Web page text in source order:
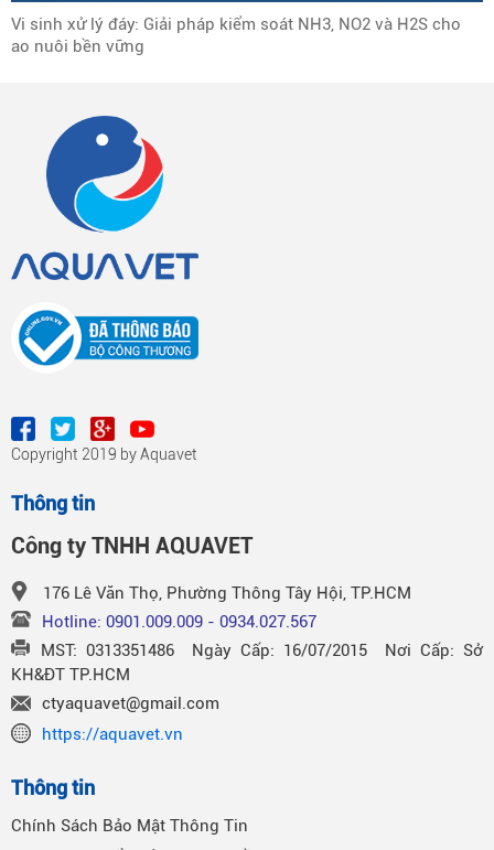
Vi sinh xử lý đáy: Giải pháp kiểm soát NH3, NO2 và H2S cho
ao nuôi bền vững
Copyright 2019 by Aquavet
Thông tin
Công ty TNHH AQUAVET
176 Lê Văn Thọ, Phường Thông Tây Hội, TP.HCM
Hotline: 0901.009.009 - 0934.027.567
MST: 0313351486 Ngày Cấp: 16/07/2015 Nơi Cấp: Sở
KH&ĐT TP.HCM
ctyaquavet@gmail.com
https://aquavet.vn
Thông tin
Chính Sách Bảo Mật Thông Tin